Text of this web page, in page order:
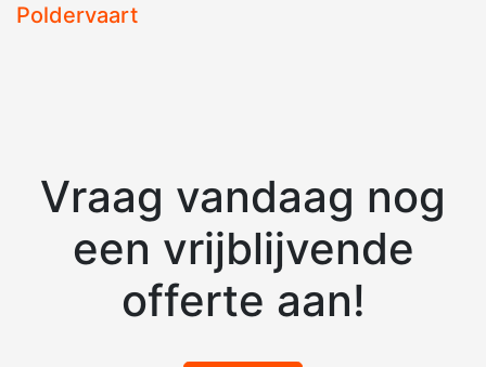
Poldervaart
Vraag vandaag nog
een vrijblijvende
offerte aan!